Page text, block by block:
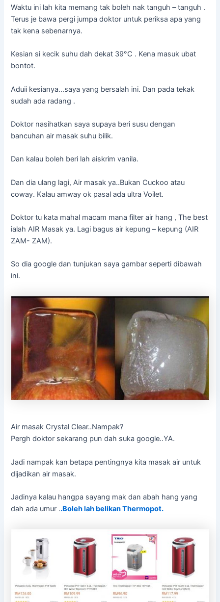
Waktu ini lah kita memang tak boleh nak tanguh – tanguh .
Terus je bawa pergi jumpa doktor untuk periksa apa yang
tak kena sebenarnya.
Kesian si kecik suhu dah dekat 39°C . Kena masuk ubat
bontot.
Aduii kesianya…saya yang bersalah ini. Dan pada tekak
sudah ada radang .
Doktor nasihatkan saya supaya beri susu dengan
bancuhan air masak suhu bilik.
Dan kalau boleh beri lah aiskrim vanila.
Dan dia ulang lagi, Air masak ya..Bukan Cuckoo atau
coway. Kalau amway ok pasal ada ultra Voilet.
Doktor tu kata mahal macam mana filter air hang , The best
ialah AIR Masak ya. Lagi bagus air kepung – kepung (AIR
ZAM- ZAM).
So dia google dan tunjukan saya gambar seperti dibawah
ini.
Air masak Crystal Clear..Nampak?
Pergh doktor sekarang pun dah suka google..YA.
Jadi nampak kan betapa pentingnya kita masak air untuk
dijadikan air masak.
Jadinya kalau hangpa sayang mak dan abah hang yang
dah ada umur ..Boleh lah belikan Thermopot.